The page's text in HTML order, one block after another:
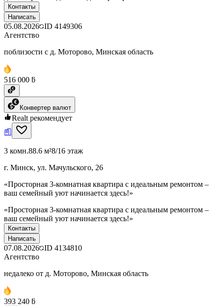
Контакты
Написать
05.08.2026 ID 4149306
Агентство
поблизости с д. Моторово, Минская область
516 000 ƃ
Конвертер валют
Realt рекомендует
3 комн.88.6 м²8/16 этаж
г. Минск, ул. Мачульского, 26
«Просторная 3-комнатная квартира с идеальным ремонтом –
ваш семейный уют начинается здесь!»
«Просторная 3-комнатная квартира с идеальным ремонтом –
ваш семейный уют начинается здесь!»
Контакты
Написать
07.08.2026 ID 4134810
Агентство
недалеко от д. Моторово, Минская область
393 240 ƃ